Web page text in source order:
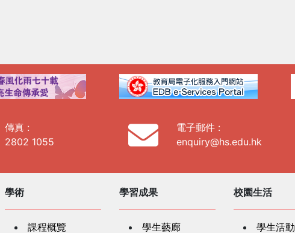
傳真 :
2802 1055
電子郵件 :
enquiry@hs.edu.hk
學術
課程概覽
學習成果
學生藝廊
校園生活
學生活動